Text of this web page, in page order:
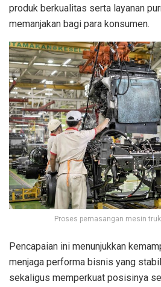
produk berkualitas serta layanan
memanjakan bagi para konsumen.
Proses pemasangan mesin truk
Pencapaian ini menunjukkan
menjaga performa bisnis yang
sekaligus memperkuat posisinya